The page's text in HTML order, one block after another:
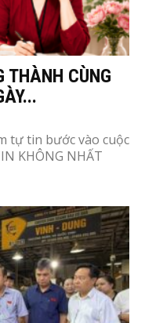
THÀNH CÙNG
tự tin bước vào cuộc
KHÔNG NHẤT